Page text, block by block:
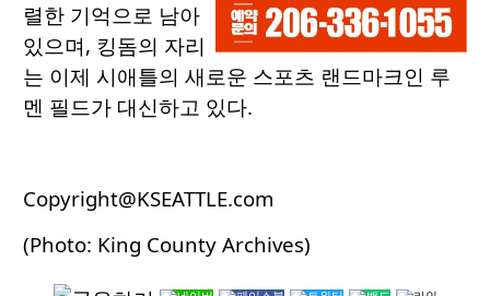
렬한 기억으로 남아
있으며, 킹돔의 자리
는 이제 시애틀의 새로운 스포츠 랜드마크인 루
멘 필드가 대신하고 있다.
Copyright@KSEATTLE.com
(Photo: King County Archives)